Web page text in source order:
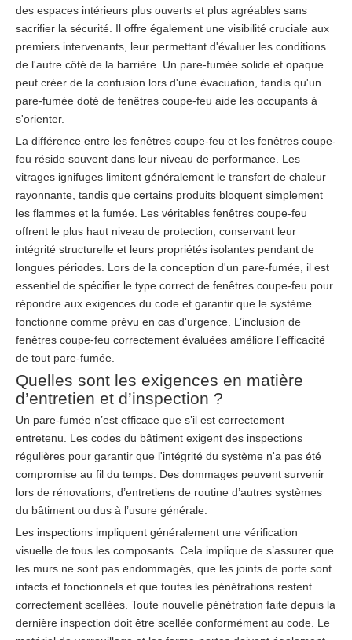
des espaces intérieurs plus ouverts et plus agréables sans
sacrifier la sécurité. Il offre également une visibilité cruciale aux
premiers intervenants, leur permettant d'évaluer les conditions
de l'autre côté de la barrière. Un pare-fumée solide et opaque
peut créer de la confusion lors d'une évacuation, tandis qu'un
pare-fumée doté de fenêtres coupe-feu aide les occupants à
s'orienter.
La différence entre les fenêtres coupe-feu et les fenêtres coupe-
feu réside souvent dans leur niveau de performance. Les
vitrages ignifuges limitent généralement le transfert de chaleur
rayonnante, tandis que certains produits bloquent simplement
les flammes et la fumée. Les véritables fenêtres coupe-feu
offrent le plus haut niveau de protection, conservant leur
intégrité structurelle et leurs propriétés isolantes pendant de
longues périodes. Lors de la conception d'un pare-fumée, il est
essentiel de spécifier le type correct de fenêtres coupe-feu pour
répondre aux exigences du code et garantir que le système
fonctionne comme prévu en cas d'urgence. L’inclusion de
fenêtres coupe-feu correctement évaluées améliore l’efficacité
de tout pare-fumée.
Quelles sont les exigences en matière
d’entretien et d’inspection ?
Un pare-fumée n’est efficace que s’il est correctement
entretenu. Les codes du bâtiment exigent des inspections
régulières pour garantir que l'intégrité du système n'a pas été
compromise au fil du temps. Des dommages peuvent survenir
lors de rénovations, d’entretiens de routine d’autres systèmes
du bâtiment ou dus à l’usure générale.
Les inspections impliquent généralement une vérification
visuelle de tous les composants. Cela implique de s’assurer que
les murs ne sont pas endommagés, que les joints de porte sont
intacts et fonctionnels et que toutes les pénétrations restent
correctement scellées. Toute nouvelle pénétration faite depuis la
dernière inspection doit être scellée conformément au code. Le